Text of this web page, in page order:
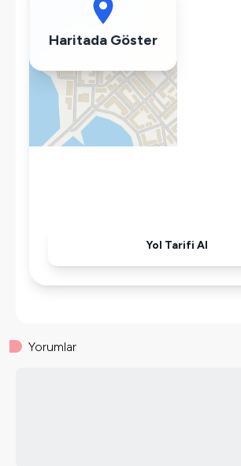
Bulaşık Makinesi
Klima
Wifi / İnternet
Tost Makinesi
Mikrodalga
Haritada Göster
Yol Tarifi Al
Yorumlar